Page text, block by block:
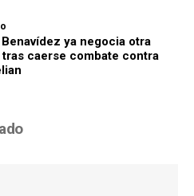
Benavídez ya negocia otra
tras caerse combate contra